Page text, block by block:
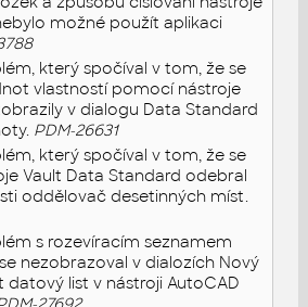
možné použít aplikaci
který spočíval v tom, že se
vlastností pomocí nástroje
v dialogu Data Standard
PDM-26631
který spočíval v tom, že se
Vault Data Standard odebral
oddělovač desetinných míst.
s rozevíracím seznamem
nezobrazoval v dialozích Nový
datový list v nástroji AutoCAD